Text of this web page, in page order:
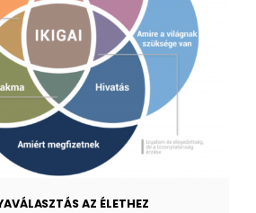
BLOG
GYIK
AZ ÉLETHEZ